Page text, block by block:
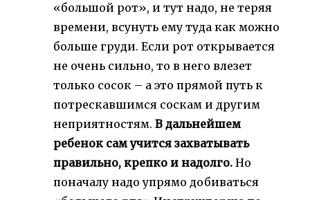
«большой рот», и тут надо, не теряя
времени, всунуть ему туда как можно
больше груди. Если рот открывается
не очень сильно, то в него влезет
только сосок – а это прямой путь к
потрескавшимся соскам и другим
неприятностям. В дальнейшем
ребенок сам учится захватывать
правильно, крепко и надолго.Но
поначалу надо упрямо добиваться